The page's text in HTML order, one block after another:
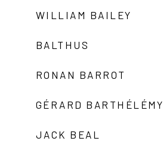
WILLIAM BAILEY
BALTHUS
RONAN BARROT
GÉRARD BARTHÉLÉMY
JACK BEAL